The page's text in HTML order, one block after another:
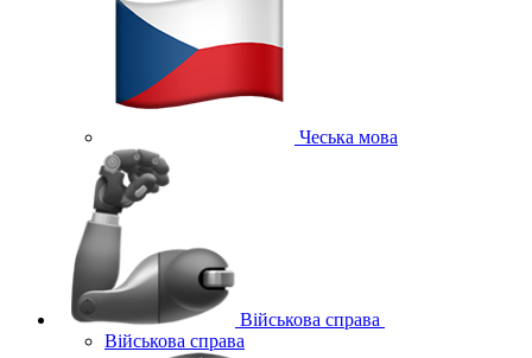
Чеська мова
Військова справа
Військова справа